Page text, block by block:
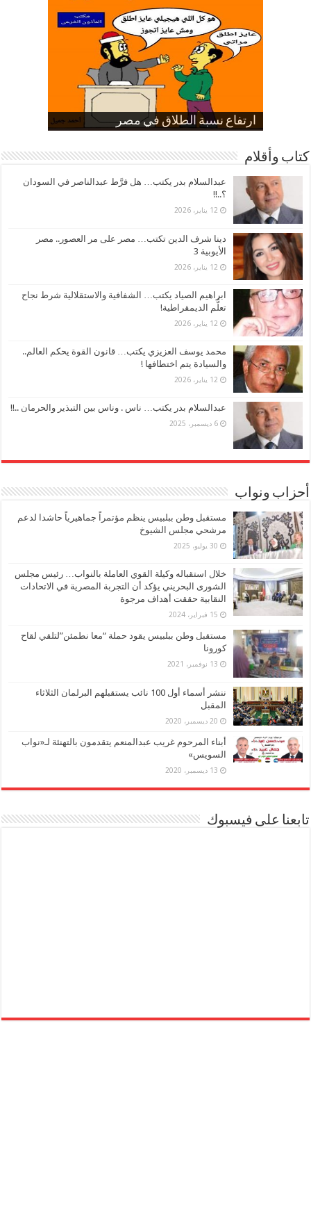
الناموس و أنواع الحشرات
الموظفين بعد ارتفاع الأسعار
ارتفاع نسبة الطلاق في مصر
صورة كاركاتيرية
صورة كاركاتيرية
كتاب وأقلام
عبدالسلام بدر يكتب… هل فرَّط عبدالناصر في السودان
؟..!!
12 يناير، 2026
دينا شرف الدين تكتب… مصر على مر العصور.. مصر
الأيوبية 3
12 يناير، 2026
ابراهيم الصياد يكتب… الشفافية والاستقلالية شرط نجاح
تعلُّم الديمقراطية!
12 يناير، 2026
محمد يوسف العزيزي يكتب… قانون القوة يحكم العالم..
والسيادة يتم اختطافها !
12 يناير، 2026
عبدالسلام بدر يكتب… ناس . وناس بين التبذير والحرمان ..!!
6 ديسمبر، 2025
أحزاب ونواب
مستقبل وطن ببلبيس ينظم مؤتمراً جماهيرياً حاشدا لدعم
مرشحي مجلس الشيوخ
30 يوليو، 2025
خلال استقباله وكيلة القوي العاملة بالنواب… رئيس مجلس
الشورى البحريني يؤكد أن التجربة المصرية في الاتحادات
النقابية حققت أهداف مرجوة
15 فبراير، 2024
مستقبل وطن ببلبيس يقود حملة “معا نطمئن”لتلقي لقاح
كورونا
13 نوفمبر، 2021
ننشر أسماء أول 100 نائب يستقبلهم البرلمان الثلاثاء
المقبل
20 ديسمبر، 2020
أبناء المرحوم غريب عبدالمنعم يتقدمون بالتهنئة لـ«نواب
السويس»
13 ديسمبر، 2020
تابعنا على فيسبوك